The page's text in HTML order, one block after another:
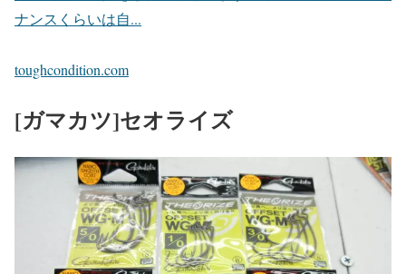
ナンスくらいは自...
toughcondition.com
[ガマカツ]セオライズ